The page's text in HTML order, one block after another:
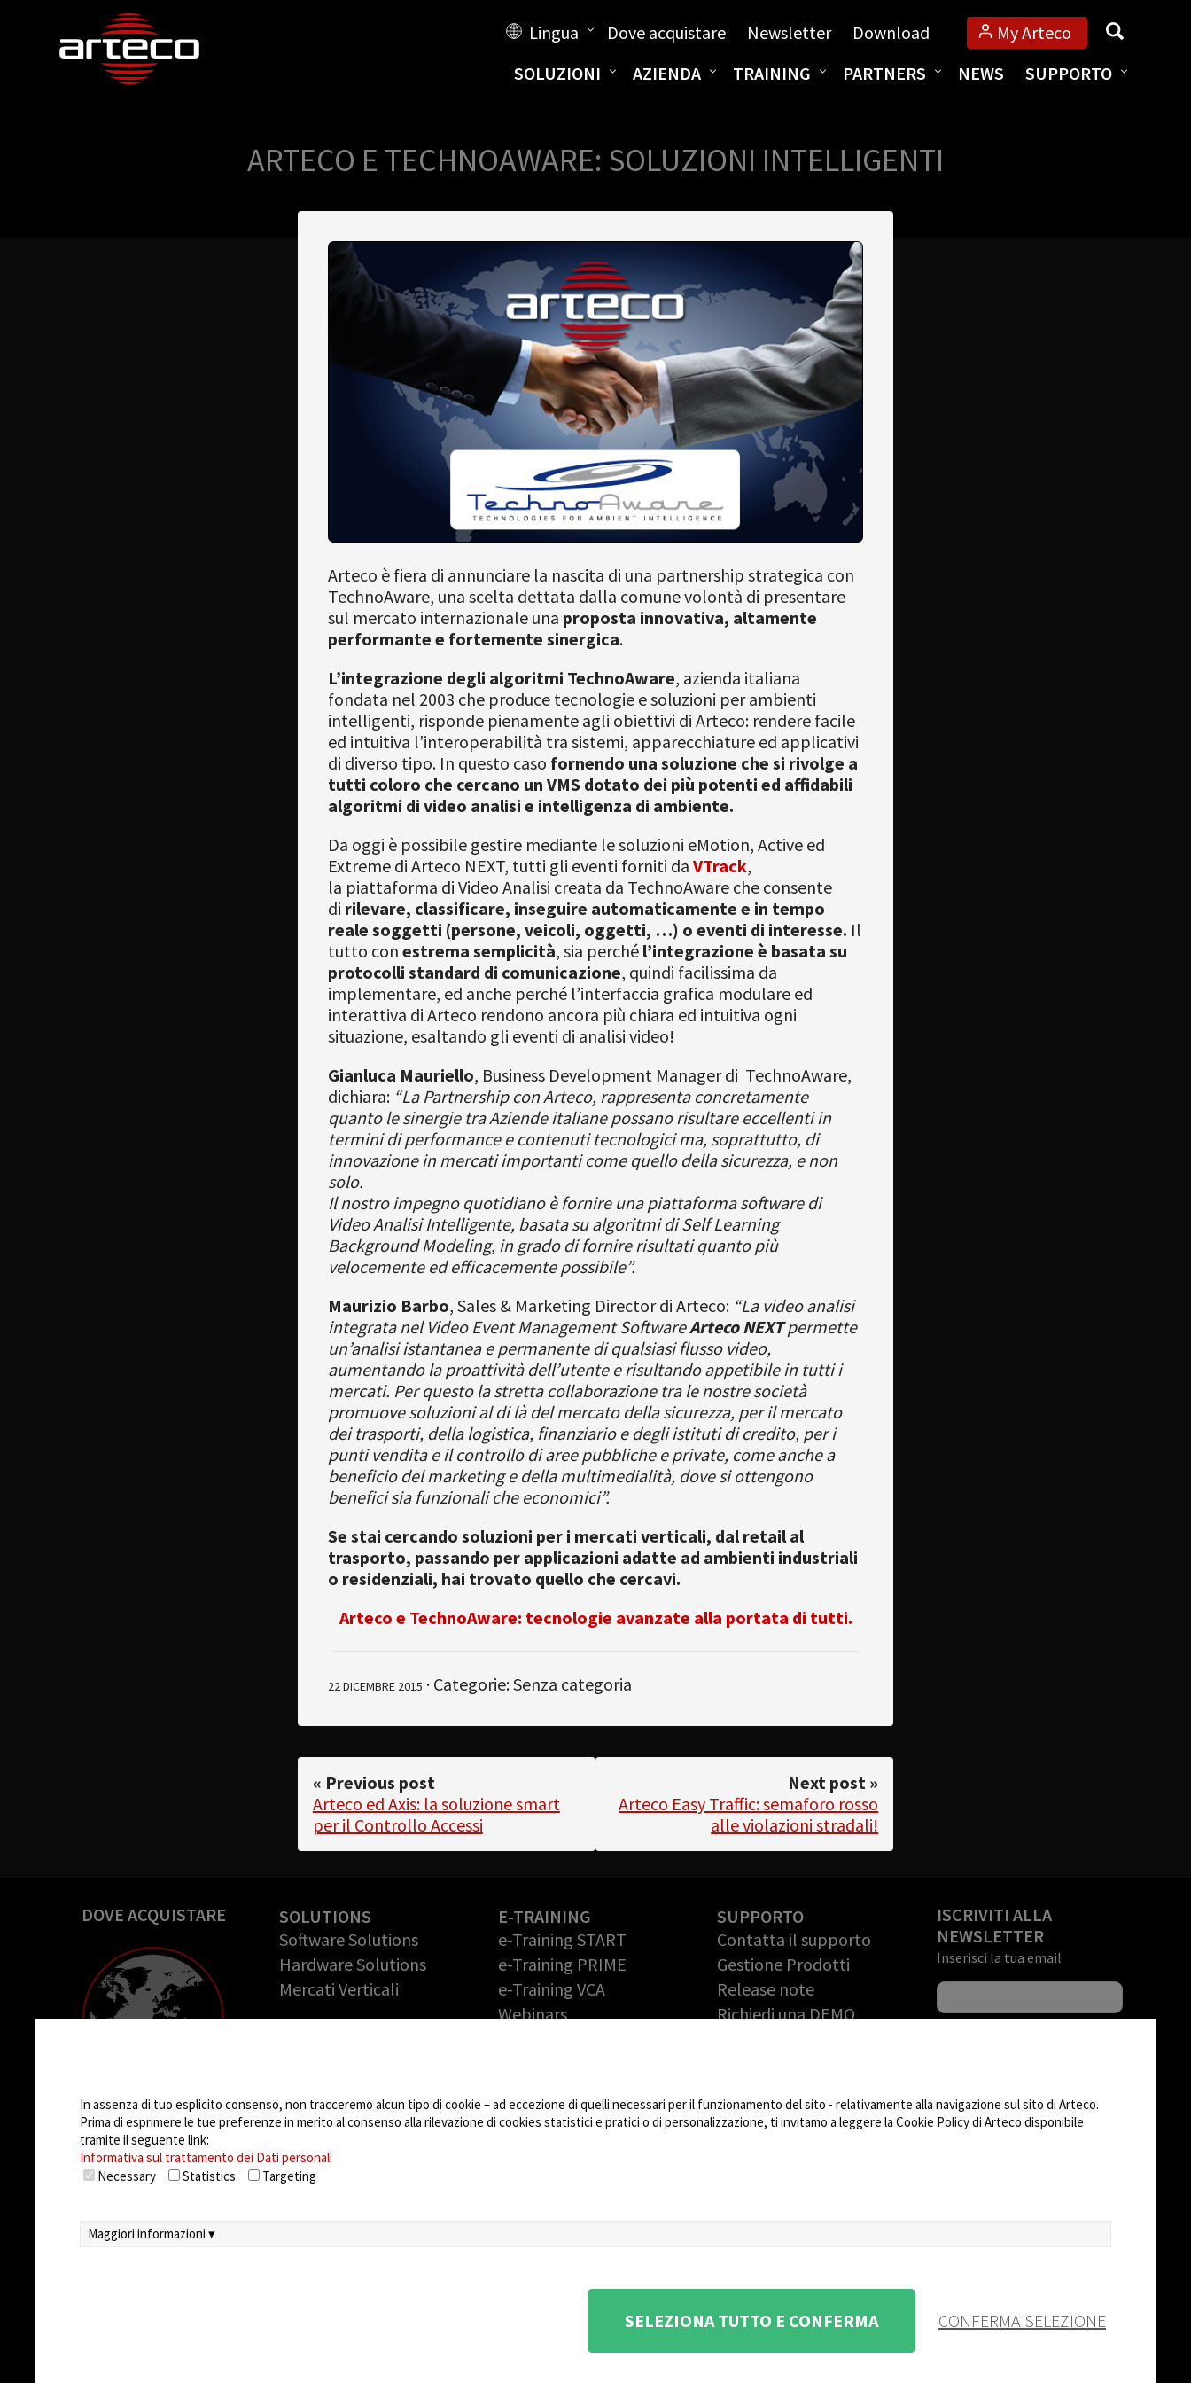
My Arteco
Dove acquistare Newsletter Download
Lingua Cerca
SOLUZIONI AZIENDA TRAINING PARTNERS NEWS SUPPORTO
ARTECO E TECHNOAWARE: SOLUZIONI INTELLIGENTI
Arteco è fiera di annunciare la nascita di una partnership strategica con
TechnoAware, una scelta dettata dalla comune volontà di presentare
sul mercato internazionale una proposta innovativa, altamente
performante e fortemente sinergica.
L’integrazione degli algoritmi TechnoAware, azienda italiana
fondata nel 2003 che produce tecnologie e soluzioni per ambienti
intelligenti, risponde pienamente agli obiettivi di Arteco: rendere facile
ed intuitiva l’interoperabilità tra sistemi, apparecchiature ed applicativi
di diverso tipo. In questo caso fornendo una soluzione che si rivolge a
tutti coloro che cercano un VMS dotato dei più potenti ed affidabili
algoritmi di video analisi e intelligenza di ambiente.
Da oggi è possibile gestire mediante le soluzioni eMotion, Active ed
Extreme di Arteco NEXT, tutti gli eventi forniti da VTrack,
la piattaforma di Video Analisi creata da TechnoAware che consente
di rilevare, classificare, inseguire automaticamente e in tempo
reale soggetti (persone, veicoli, oggetti, …) o eventi di interesse. Il
tutto con estrema semplicità, sia perché l’integrazione è basata su
protocolli standard di comunicazione, quindi facilissima da
implementare, ed anche perché l’interfaccia grafica modulare ed
interattiva di Arteco rendono ancora più chiara ed intuitiva ogni
situazione, esaltando gli eventi di analisi video!
Gianluca Mauriello, Business Development Manager di TechnoAware,
dichiara: “La Partnership con Arteco, rappresenta concretamente
quanto le sinergie tra Aziende italiane possano risultare eccellenti in
termini di performance e contenuti tecnologici ma, soprattutto, di
innovazione in mercati importanti come quello della sicurezza, e non
solo.
Il nostro impegno quotidiano è fornire una piattaforma software di
Video Analisi Intelligente, basata su algoritmi di Self Learning
Background Modeling, in grado di fornire risultati quanto più
velocemente ed efficacemente possibile”.
Maurizio Barbo, Sales & Marketing Director di Arteco: “La video analisi
integrata nel Video Event Management SoftwareArteco NEXTpermette
un’analisi istantanea e permanente di qualsiasi flusso video,
aumentando la proattività dell’utente e risultando appetibile in tutti i
mercati. Per questo la stretta collaborazione tra le nostre società
promuove soluzioni al di là del mercato della sicurezza, per il mercato
dei trasporti, della logistica, finanziario e degli istituti di credito, per i
punti vendita e il controllo di aree pubbliche e private, come anche a
beneficio del marketing e della multimedialità, dove si ottengono
benefici sia funzionali che economici”.
Se stai cercando soluzioni per i mercati verticali, dal retail al
trasporto, passando per applicazioni adatte ad ambienti industriali
o residenziali, hai trovato quello che cercavi.
Arteco e TechnoAware: tecnologie avanzate alla portata di tutti.
22 DICEMBRE 2015 · Categorie: Senza categoria
« Previous post
Arteco ed Axis: la soluzione smart
per il Controllo Accessi
Next post »
Arteco Easy Traffic: semaforo rosso
alle violazioni stradali!
DOVE ACQUISTARE
SOLUTIONS
Software Solutions
Hardware Solutions
Mercati Verticali
COMPANY
Opportunità di lavoro
E-TRAINING
e-Training START
e-Training PRIME
e-Training VCA
Webinars
Partner Program: fai
crescere il tuo business
SUPPORTO
Contatta il supporto
Gestione Prodotti
Release note
Richiedi una DEMO
DOWNLOAD
ISCRIVITI ALLA
NEWSLETTER
Inserisci la tua email
Partita IVA: 02814270399 - Sede Legale: Via Pana 180, 48018 Faenza (RA) Italy - REA: RA - 261533 -
In assenza di tuo esplicito consenso, non tracceremo alcun tipo di cookie – ad eccezione di quelli necessari per il funzionamento del sito - relativamente alla navigazione sul sito di Arteco.
Prima di esprimere le tue preferenze in merito al consenso alla rilevazione di cookies statistici e pratici o di personalizzazione, ti invitamo a leggere la Cookie Policy di Arteco disponibile
tramite il seguente link:
Informativa sul trattamento dei Dati personali
Necessary
Statistics Targeting
Maggiori informazioni ▾
SELEZIONA TUTTO E CONFERMA CONFERMA SELEZIONE